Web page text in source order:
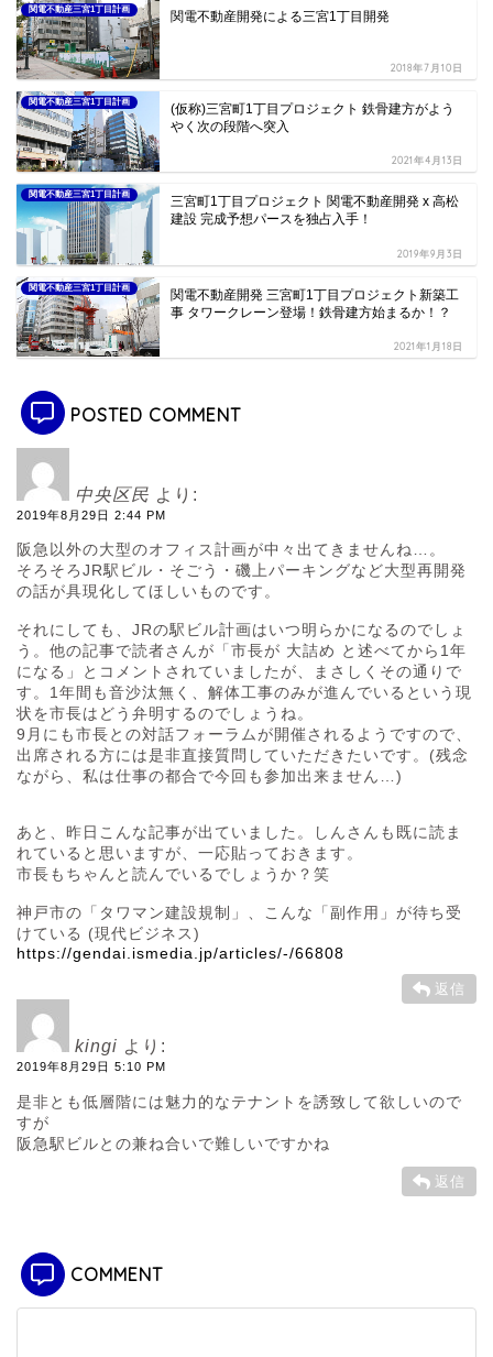
関電不動産三宮1丁目計画 関電不動産開発による三宮1丁目開発
2018年7月10日
関電不動産三宮1丁目計画
(仮称)三宮町1丁目プロジェクト 鉄骨建方がよう
やく次の段階へ突入
2021年4月13日
関電不動産三宮1丁目計画
三宮町1丁目プロジェクト 関電不動産開発 x 高松
建設 完成予想パースを独占入手！
2019年9月3日
関電不動産三宮1丁目計画
関電不動産開発 三宮町1丁目プロジェクト新築工
事 タワークレーン登場！鉄骨建方始まるか！？
2021年1月18日
POSTED COMMENT
中央区民 より:
2019年8月29日 2:44 PM
阪急以外の大型のオフィス計画が中々出てきませんね…。
そろそろJR駅ビル・そごう・磯上パーキングなど大型再開発
の話が具現化してほしいものです。
それにしても、JRの駅ビル計画はいつ明らかになるのでしょ
う。他の記事で読者さんが「市長が 大詰め と述べてから1年
になる」とコメントされていましたが、まさしくその通りで
す。1年間も音沙汰無く、解体工事のみが進んでいるという現
状を市長はどう弁明するのでしょうね。
9月にも市長との対話フォーラムが開催されるようですので、
出席される方には是非直接質問していただきたいです。(残念
ながら、私は仕事の都合で今回も参加出来ません…)
あと、昨日こんな記事が出ていました。しんさんも既に読ま
れていると思いますが、一応貼っておきます。
市長もちゃんと読んでいるでしょうか？笑
神戸市の「タワマン建設規制」、こんな「副作用」が待ち受
けている (現代ビジネス)
https://gendai.ismedia.jp/articles/-/66808
返信
kingi より:
2019年8月29日 5:10 PM
是非とも低層階には魅力的なテナントを誘致して欲しいので
すが
阪急駅ビルとの兼ね合いで難しいですかね
返信
COMMENT